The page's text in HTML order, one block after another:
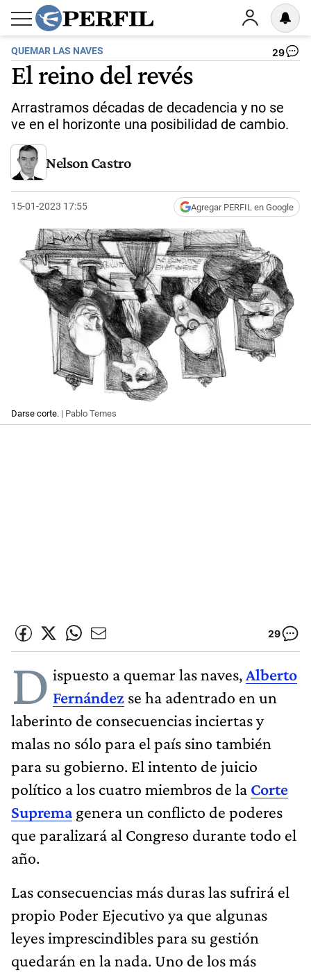
QUEMAR LAS NAVES 29
El reino del revés
Arrastramos décadas de decadencia y no se
ve en el horizonte una posibilidad de cambio.
Nelson Castro
15-01-2023 17:55 Agregar PERFIL en Google
Darse corte. | Pablo Temes
29
D ispuesto a quemar las naves,Alberto
Fernández se ha adentrado en un
laberinto de consecuencias inciertas y
malas no sólo para el país sino también
para su gobierno. El intento de juicio
político a los cuatro miembros de la Corte
Supremagenera un conflicto de poderes
que paralizará al Congreso durante todo el
año.
Las consecuencias más duras las sufrirá el
propio Poder Ejecutivo ya que algunas
leyes imprescindibles para su gestión
quedarán en la nada. Uno de los más